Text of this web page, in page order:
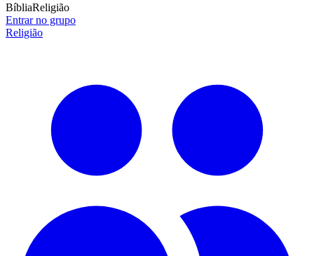
BíbliaReligião
Entrar no grupo
Religião